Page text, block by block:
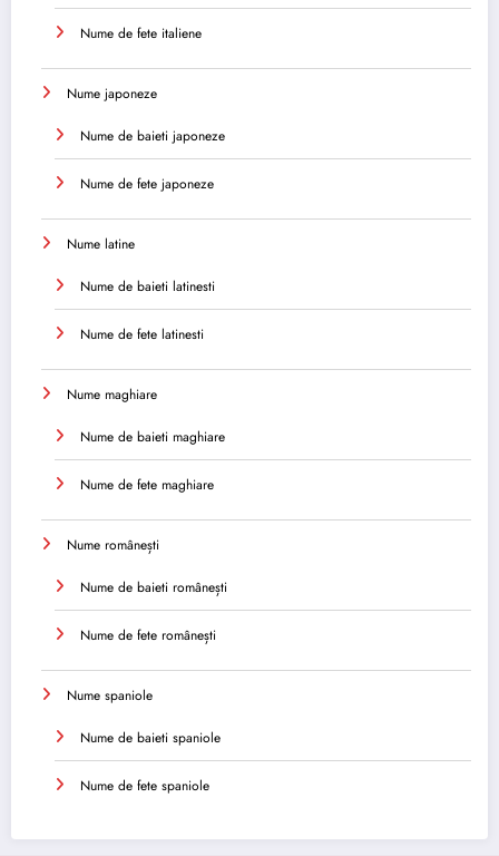
Nume de fete italiene
Nume japoneze
Nume de baieti japoneze
Nume de fete japoneze
Nume latine
Nume de baieti latinesti
Nume de fete latinesti
Nume maghiare
Nume de baieti maghiare
Nume de fete maghiare
Nume românești
Nume de baieti românești
Nume de fete românești
Nume spaniole
Nume de baieti spaniole
Nume de fete spaniole